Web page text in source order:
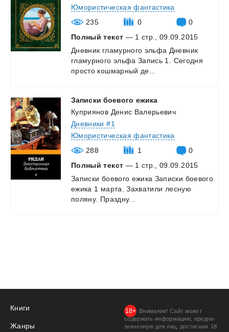
Юмористическая фантастика
235
0
0
Полный текст — 1 стр., 09.09.2015
Дневник гламурного эльфа Дневник
гламурного эльфа Запись 1.
Сегодня
просто кошмарный де...
Записки боевого ежика
Куприянов Денис Валерьевич
Дневники #1
Юмористическая фантастика
288
1
0
Полный текст — 1 стр., 09.09.2015
Записки боевого ежика Записки боевого
ежика 1 марта. Захватили лесную
поляну. Праздну...
Книги
Жанры
Внимание! Сайт может
содержать информацию, предна­
значенную для лиц, дости­гших 18